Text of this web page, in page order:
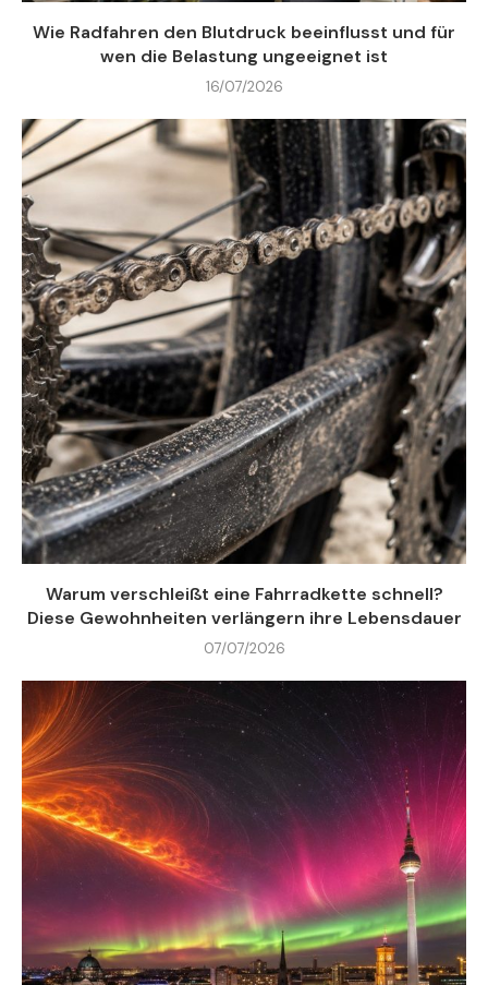
Wie Radfahren den Blutdruck beeinflusst und für
wen die Belastung ungeeignet ist
16/07/2026
Warum verschleißt eine Fahrradkette schnell?
Diese Gewohnheiten verlängern ihre Lebensdauer
07/07/2026